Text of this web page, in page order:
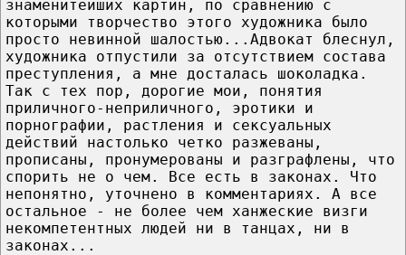
знаменитейших картин, по сравнению с
которыми творчество этого художника было
просто невинной шалостью...Адвокат блеснул,
художника отпустили за отсутствием состава
преступления, а мне досталась шоколадка.
Так с тех пор, дорогие мои, понятия
приличного-неприличного, эротики и
порнографии, растления и сексуальных
действий настолько четко разжеваны,
прописаны, пронумерованы и разграфлены, что
спорить не о чем. Все есть в законах. Что
непонятно, уточнено в комментариях. А все
остальное - не более чем ханжеские визги
некомпетентных людей ни в танцах, ни в
законах...